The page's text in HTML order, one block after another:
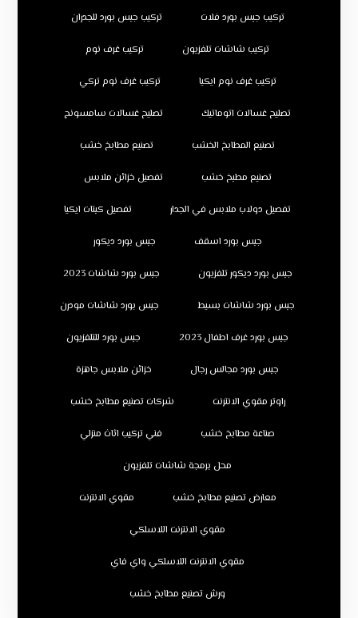
تركيب جبس بورد فلات تركيب جبس بورد للجدران
تركيب شاشات تلفزيون تركيب غرف نوم
تركيب غرف نوم ايكيا تركيب غرف نوم تركي
تصليح غسالات اتوماتيك تصليح غسالات سامسونج
تصنيع المطابخ الخشب تصنيع مطابخ خشب
تصنيع مطبخ خشب تفصيل خزائن ملابس
تفصيل دولاب ملابس في الجدار تفصيل كبتات ايكيا
جبس بورد اسقف جبس بورد ديكور
جبس بورد ديكور تلفزيون جبس بورد شاشات 2023
جبس بورد شاشات بسيط جبس بورد شاشات مودرن
جبس بورد غرف اطفال 2023 جبس بورد للتلفزيون
جبس بورد مجالس رجال خزائن ملابس جاهزة
راوتر مقوي الانترنت شركات تصنيع مطابخ خشب
صناعة مطابخ خشب فني تركيب اثاث منزلي
محل برمجة شاشات تلفزيون
معارض تصنيع مطابخ خشب مقوي الانترنت
مقوي الانترنت اللاسلكي
مقوي الانترنت اللاسلكي واي فاي
ورش تصنيع مطابخ خشب